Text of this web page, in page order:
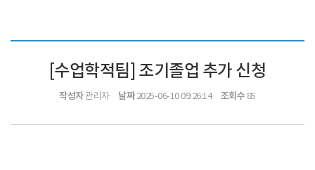
[수업학적팀] 조기졸업 추가 신청
작성자관리자 날짜2025-06-10 09:26:14 조회수 85